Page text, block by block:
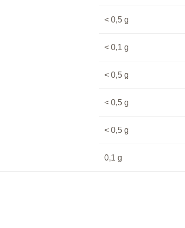
< 0,5 g
< 0,1 g
< 0,5 g
< 0,5 g
< 0,5 g
0,1 g